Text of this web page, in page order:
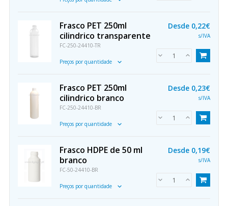
Frasco PET 250ml
cilindrico transparente
FC-250-24410-TR
Preços por quantidade
Desde 0,22€
s/IVA
Frasco PET 250ml
cilindrico branco
FC-250-24410-BR
Preços por quantidade
Desde 0,23€
s/IVA
Frasco HDPE de 50 ml
branco
FC-50-24410-BR
Preços por quantidade
Desde 0,19€
s/IVA